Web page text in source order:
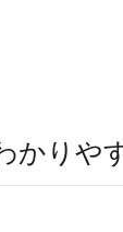
かりや